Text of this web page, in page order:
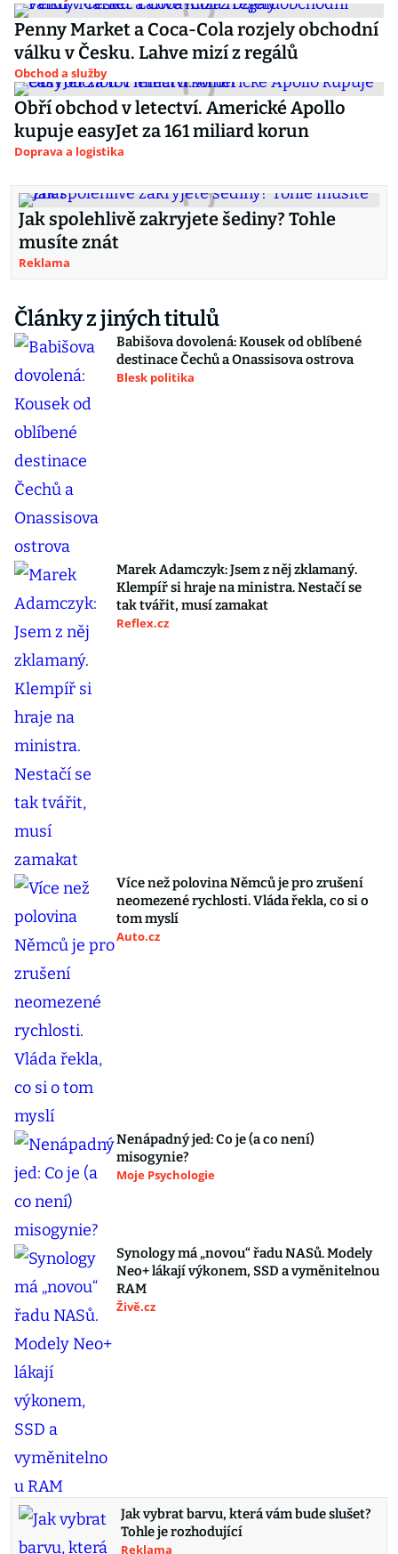
Penny Market a Coca-Cola rozjely obchodní
válku v Česku. Lahve mizí z regálů
Obchod a služby
Obří obchod v letectví. Americké Apollo
kupuje easyJet za 161 miliard korun
Doprava a logistika
Jak spolehlivě zakryjete šediny? Tohle
musíte znát
Reklama
Články z jiných titulů
Babišova dovolená: Kousek od oblíbené
destinace Čechů a Onassisova ostrova
Blesk politika
Marek Adamczyk: Jsem z něj zklamaný.
Klempíř si hraje na ministra. Nestačí se
tak tvářit, musí zamakat
Reflex.cz
Více než polovina Němců je pro zrušení
neomezené rychlosti. Vláda řekla, co si o
tom myslí
Auto.cz
Nenápadný jed: Co je (a co není)
misogynie?
Moje Psychologie
Synology má „novou“ řadu NASů. Modely
Neo+ lákají výkonem, SSD a vyměnitelnou
RAM
Živě.cz
Jak vybrat barvu, která vám bude slušet?
Tohle je rozhodující
Reklama